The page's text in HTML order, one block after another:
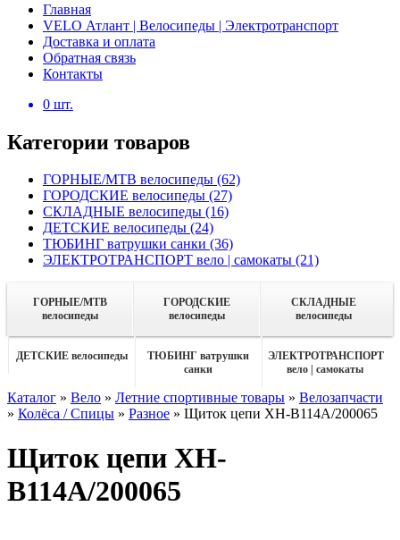
Главная
VELO Атлант | Велосипеды | Электротранспорт
Доставка и оплата
Обратная связь
Контакты
0 шт.
Категории товаров
ГОРНЫЕ/MTB велосипеды (62)
ГОРОДСКИЕ велосипеды (27)
СКЛАДНЫЕ велосипеды (16)
ДЕТСКИЕ велосипеды (24)
ТЮБИНГ ватрушки санки (36)
ЭЛЕКТРОТРАНСПОРТ вело | самокаты (21)
ГОРНЫЕ/MTB
велосипеды
ГОРОДСКИЕ
велосипеды
СКЛАДНЫЕ
велосипеды
ДЕТСКИЕ велосипеды
ТЮБИНГ ватрушки
санки
ЭЛЕКТРОТРАНСПОРТ
вело | самокаты
Каталог » Вело » Летние спортивные товары » Велозапчасти
» Колёса / Спицы » Разное » Щиток цепи XH-B114A/200065
Щиток цепи XH-
B114A/200065